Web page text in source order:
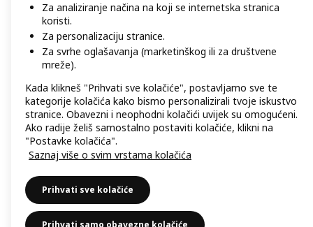
Za analiziranje načina na koji se internetska stranica
koristi.
Za personalizaciju stranice.
Za svrhe oglašavanja (marketinškog ili za društvene
mreže).
Kada klikneš "Prihvati sve kolačiće", postavljamo sve te
kategorije kolačića kako bismo personalizirali tvoje iskustvo
stranice. Obavezni i neophodni kolačići uvijek su omogućeni.
Ako radije želiš samostalno postaviti kolačiće, klikni na
"Postavke kolačića".
Saznaj više o svim vrstama kolačića
Prihvati sve kolačiće
Prihvati samo obavezne kolačiće